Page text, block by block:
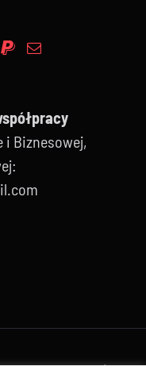
i Biznesowej,
byThemeFusion| All